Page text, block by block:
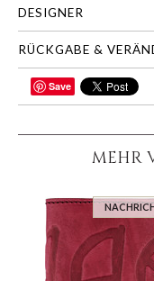
DESIGNER
RÜCKGABE &
TEILEN
Save
MEHR